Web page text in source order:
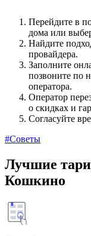
Перейдите в
дома или
Найдите
провайдера.
Заполните
позвоните по
оператора.
Оператор
о скидках и
Согласуйте
#Советы
Лучшие
Кошкино